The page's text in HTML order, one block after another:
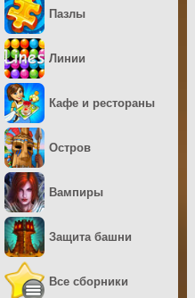
Пазлы
Линии
Кафе и рестораны
Остров
Вампиры
Защита башни
Все сборники